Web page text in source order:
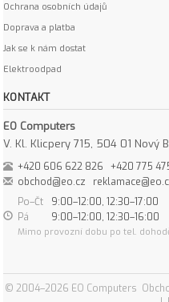
Ochrana osobních údajů
Doprava a platba
Jak se k nám dostat
Elektroodpad
KONTAKT
EO Computers
V. Kl. Klicpery 715, 504 01 Nový
+420 606 622 826
+420 775
obchod@eo.cz
Po–Čt
9:00–12:00, 12:30–17:00
Pá
9:00–12:00, 12:30–16:00
Mimo provozní dobu po tel.
© 2004–2026 EO Computers